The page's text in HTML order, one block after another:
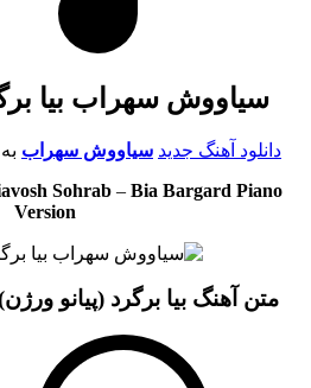
سیاووش سهراب بیا
دانلود آهنگ جدید سیاووش سهراب
Sohrab– Bia Bargard Piano
Version
متن آهنگ بیا برگرد (پیانو